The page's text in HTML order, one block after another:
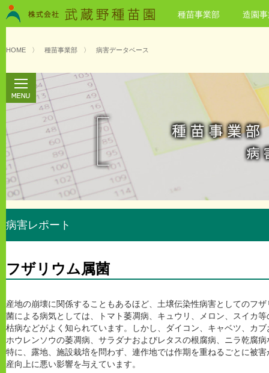
種苗事業部 造園
HOME 〉 種苗事業部 〉 病害データベース
病害レポート
フザリウム属菌
産地の崩壊に関係することもあるほど、土壌伝染性病害としてのフ
菌による病気としては、トマト萎凋病、キュウリ、メロン、スイカ
枯病などがよく知られています。しかし、ダイコン、キャベツ、カ
ホウレンソウの萎凋病、サラダナおよびレタスの根腐病、ニラ乾腐
特に、露地、施設栽培を問わず、連作地では作期を重ねるごとに被
産向上に悪い影響を与えています。